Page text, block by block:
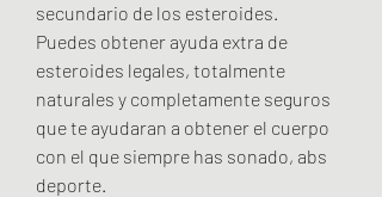
secundario de los esteroides.
Puedes obtener ayuda extra de
esteroides legales, totalmente
naturales y completamente seguros
que te ayudaran a obtener el cuerpo
con el que siempre has sonado, abs
deporte.